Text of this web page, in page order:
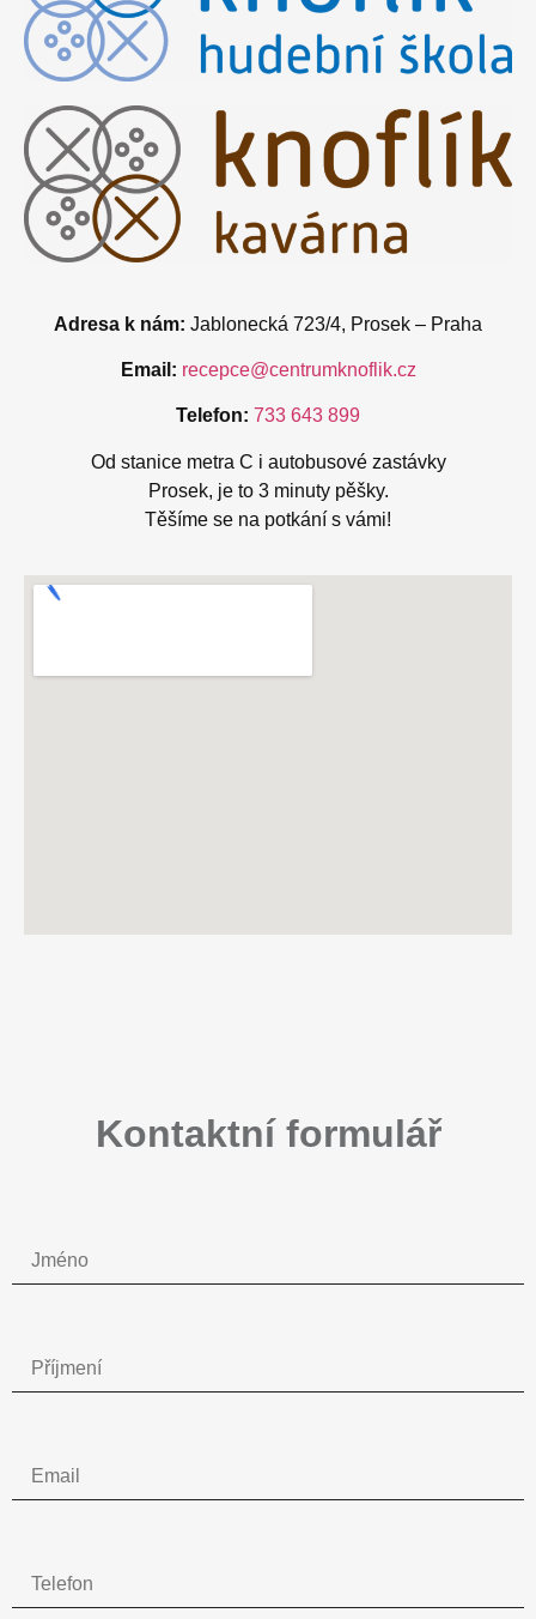
Adresa k nám: Jablonecká 723/4, Prosek – Praha
Email: recepce@centrumknoflik.cz
Telefon: 733 643 899
Od stanice metra C i autobusové zastávky
Prosek, je to 3 minuty pěšky.
Těšíme se na potkání s vámi!
Kontaktní formulář